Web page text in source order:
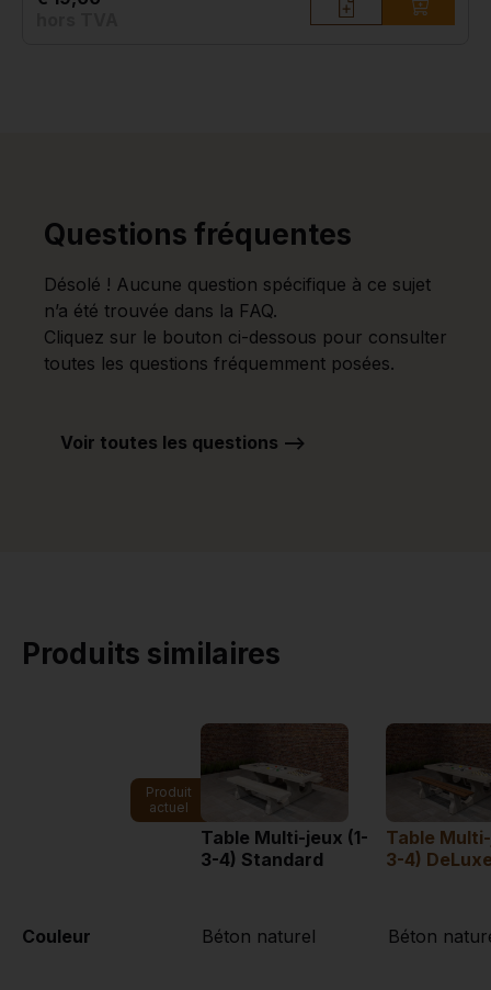
Questions fréquentes
Désolé ! Aucune question spécifique à ce sujet
n’a été trouvée dans la FAQ.
Cliquez sur le bouton ci-dessous pour consulter
toutes les questions fréquemment posées.
Voir toutes les questions -->
Produits similaires
Produit
actuel
Table Multi-jeux (1-
3-4) Standard
Table
3-4)
Couleur Béton naturel Béton